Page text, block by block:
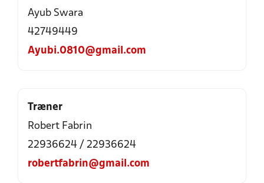
Ayub Swara
42749449
Ayubi.0810@gmail.com
Træner
Robert Fabrin
22936624 / 22936624
robertfabrin@gmail.com